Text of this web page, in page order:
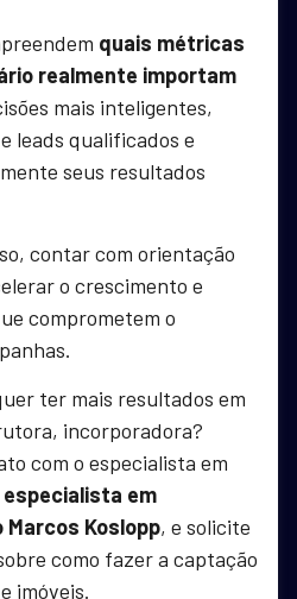
quais métricas
realmente importam
mais inteligentes,
leads qualificados e
seus resultados
contar com orientação
o crescimento e
comprometem o
ter mais resultados em
incorporadora?
com o especialista em
especialista em
Koslopp, e solicite
como fazer a captação
imóveis.